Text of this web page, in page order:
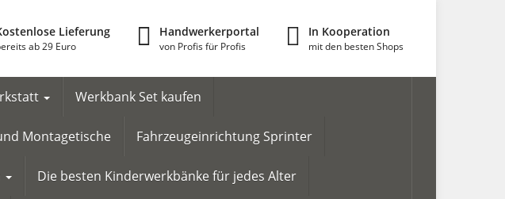
Lieferung
ab 29 Euro
Handwerkerportal
von Profis für Profis
In Kooperation
mit den besten Shops
Werkbank Set kaufen
Montagetische Fahrzeugeinrichtung Sprinter
Die besten Kinderwerkbänke für jedes Alter